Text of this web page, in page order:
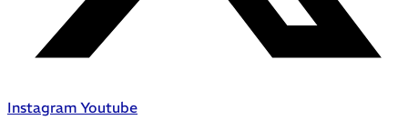
Instagram Youtube